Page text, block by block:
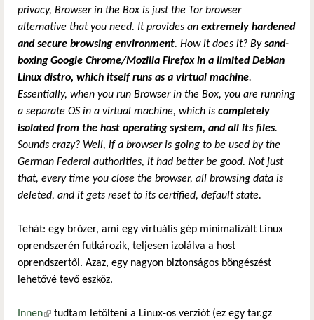
privacy, Browser in the Box is just the Tor browser
alternative that you need. It provides an extremely hardened
and secure browsing environment. How it does it? Bysand-
boxing Google Chrome/Mozilla Firefox in a limited Debian
Linux distro, which itself runs as a virtual machine.
Essentially, when you run Browser in the Box, you are running
a separate OS in a virtual machine, which is completely
isolated from the host operating system, and all its files.
Sounds crazy? Well, if a browser is going to be used by the
German Federal authorities, it had better be good. Not just
that, every time you close the browser, all browsing data is
deleted, and it gets reset to its certified, default state.
Tehát: egy brózer, ami egy virtuális gép minimalizált Linux
oprendszerén futkározik, teljesen izolálva a host
oprendszertől. Azaz, egy nagyon biztonságos böngészést
lehetővé tevő eszköz.
Innen(külső hivatkozás)
tudtam letölteni a Linux-os verziót (ez egy tar.gz